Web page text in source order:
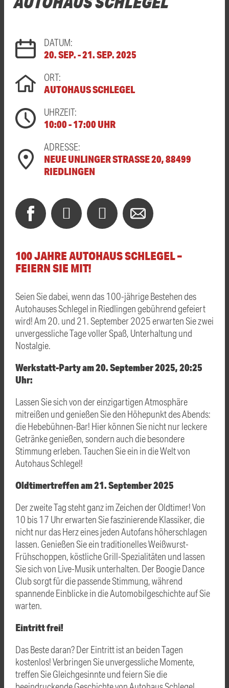
DATUM:
20. SEP. - 21. SEP. 2025
ORT:
AUTOHAUS SCHLEGEL
UHRZEIT:
10:00 - 17:00 UHR
ADRESSE:
NEUE UNLINGER STRASSE 20, 88499 R
IEDLINGEN
100 JAHRE AUTOHAUS SCHLEGEL –
FEIERN SIE MIT!
Seien Sie dabei, wenn das 100-jährige Bestehen des
Autohauses Schlegel in Riedlingen gebührend gefeiert
wird! Am 20. und 21. September 2025 erwarten Sie zwei
unvergessliche Tage voller Spaß, Unterhaltung und
Nostalgie.
Werkstatt-Party am 20. September 2025, 20:25
Uhr:
Lassen Sie sich von der einzigartigen Atmosphäre
mitreißen und genießen Sie den Höhepunkt des Abends:
die Hebebühnen-Bar! Hier können Sie nicht nur leckere
Getränke genießen, sondern auch die besondere
Stimmung erleben. Tauchen Sie ein in die Welt von
Autohaus Schlegel!
Oldtimertreffen am 21. September 2025
Der zweite Tag steht ganz im Zeichen der Oldtimer! Von
10 bis 17 Uhr erwarten Sie faszinierende Klassiker, die
nicht nur das Herz eines jeden Autofans höherschlagen
lassen. Genießen Sie ein traditionelles Weißwurst-
Frühschoppen, köstliche Grill-Spezialitäten und lassen
Sie sich von Live-Musik unterhalten. Der Boogie Dance
Club sorgt für die passende Stimmung, während
spannende Einblicke in die Automobilgeschichte auf Sie
warten.
Eintritt frei!
Das Beste daran? Der Eintritt ist an beiden Tagen
kostenlos! Verbringen Sie unvergessliche Momente,
treffen Sie Gleichgesinnte und feiern Sie die